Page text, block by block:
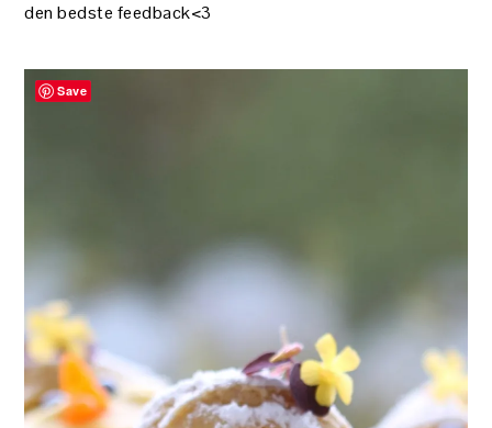
den bedste feedback<3
Save